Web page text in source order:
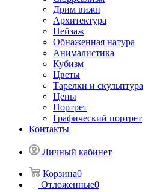
Дрим вижн
Архитектура
Пейзаж
Обнаженная натура
Анималистика
Кубизм
Цветы
Тарелки и скульптура
Цены
Портрет
Графический портрет
Контакты
Личный кабинет
Корзина0
Отложенные0